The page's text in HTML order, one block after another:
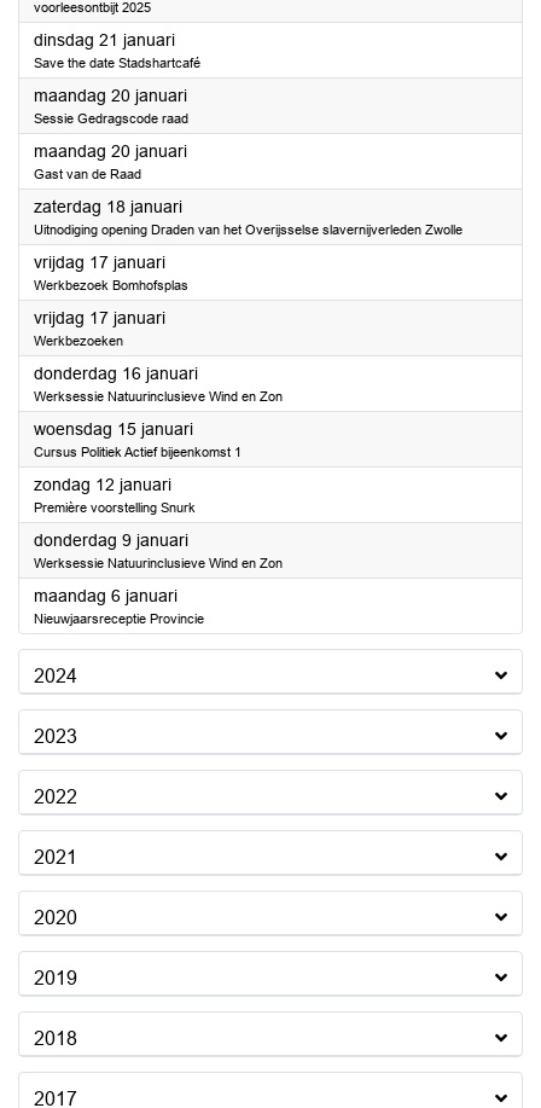
voorleesontbijt 2025
dinsdag 21 januari2025
Save the date Stadshartcafé
maandag 20 januari2025
Sessie Gedragscode raad
maandag 20 januari2025
Gast van de Raad
zaterdag 18 januari2025
Uitnodiging opening Draden van het Overijsselse slavernijverleden Zwolle
vrijdag 17 januari2025
Werkbezoek Bomhofsplas
vrijdag 17 januari2025
Werkbezoeken
donderdag 16 januari2025
Werksessie Natuurinclusieve Wind en Zon
woensdag 15 januari2025
Cursus Politiek Actief bijeenkomst 1
zondag 12 januari2025
Première voorstelling Snurk
donderdag 9 januari2025
Werksessie Natuurinclusieve Wind en Zon
maandag 6 januari2025
Nieuwjaarsreceptie Provincie
2024
2023
2022
2021
2020
2019
2018
2017